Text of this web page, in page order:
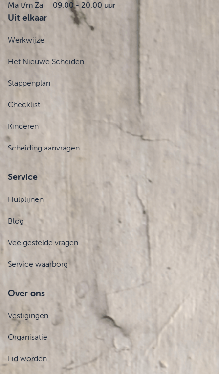
Ma t/m Za 09.00 - 20.00 uur
Uit elkaar
Werkwijze
Het Nieuwe Scheiden
Stappenplan
Checklist
Kinderen
Scheiding aanvragen
Service
Hulplijnen
Blog
Veelgestelde vragen
Service waarborg
Over ons
Vestigingen
Organisatie
Lid worden